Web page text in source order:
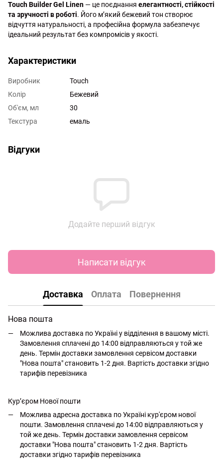
Touch Builder Gel Linen — це поєднання елегантності, стійкості
та зручності в роботі. Його м’який бежевий тон створює
відчуття натуральності, а професійна формула забезпечує
ідеальний результат без компромісів у якості.
Характеристики
Виробник
Touch
Колір
Бежевий
Об'єм, мл
30
Текстура
емаль
Відгуки
Додайте перший відгук
Написати відгук
Доставка Оплата Повернення
Нова пошта
Можлива доставка по Україні у відділення в вашому місті.
Замовлення сплачені до 14:00 відправляються у той же
день. Термін доставки замовлення сервісом доставки
"Нова пошта" становить 1-2 дня. Вартість доставки згідно
тарифів перевізника
Кур’єром Нової пошти
Можлива адресна доставка по Україні кур'єром нової
пошти. Замовлення сплачені до 14:00 відправляються у
той же день. Термін доставки замовлення сервісом
доставки "Нова пошта" становить 1-2 дня. Вартість
доставки згідно тарифів перевізника